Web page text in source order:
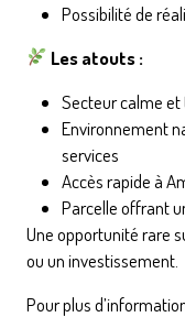
Possibilité de
Les atouts :
Secteur calme et
Environnement
services
Accès rapide à
Parcelle offrant
Une opportunité rare
ou un investissement.
Pour plus